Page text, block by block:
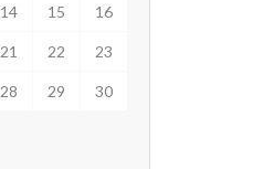
14 15 16
21 22 23
28 29 30